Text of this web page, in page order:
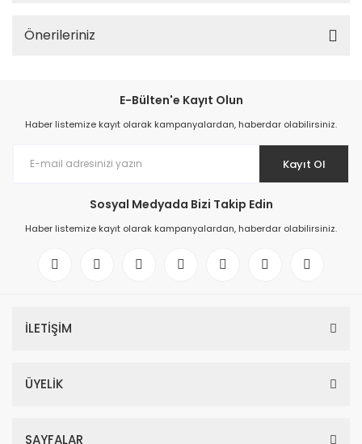
Önerileriniz
E-Bülten'e Kayıt Olun
Haber listemize kayıt olarak kampanyalardan, haberdar olabilirsiniz.
Kayıt Ol
Sosyal Medyada Bizi Takip Edin
Haber listemize kayıt olarak kampanyalardan, haberdar olabilirsiniz.
İLETİŞİM
ÜYELİK
SAYFALAR